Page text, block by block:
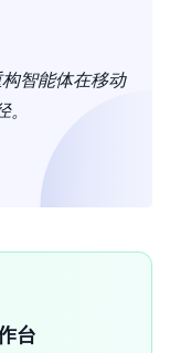
智能体在移动
台